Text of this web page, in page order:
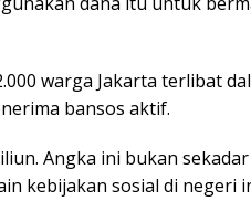
warga Jakarta terlibat
bansos aktif.
Angka ini bukan
kebijakan sosial di negeri